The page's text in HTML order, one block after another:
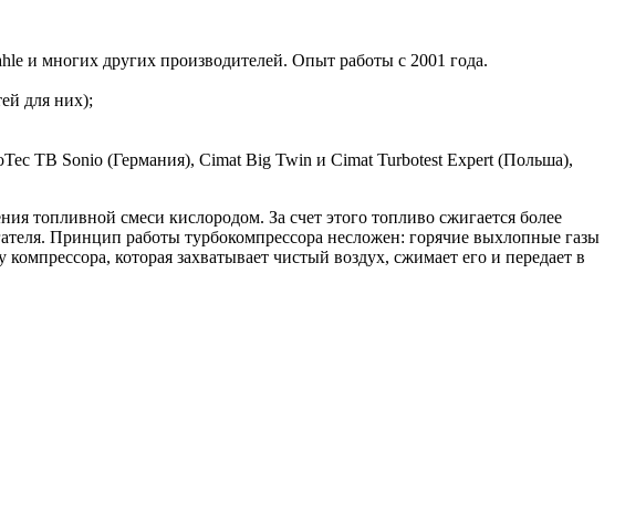
и многих других производителей. Опыт работы с 2001 года.
для них);
TB Sonio (Германия), Cimat Big Twin и Cimat Turbotest Expert (Польша),
топливной смеси кислородом. За счет этого топливо сжигается более
Принцип работы турбокомпрессора несложен: горячие выхлопные газы
которая захватывает чистый воздух, сжимает его и передает в